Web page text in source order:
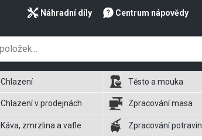
Náhradní díly Centrum nápovědy
Chlazení Těsto a mouka
Chlazení v prodejnách Zpracování masa
Káva, zmrzlina a vafle Zpracování potravin